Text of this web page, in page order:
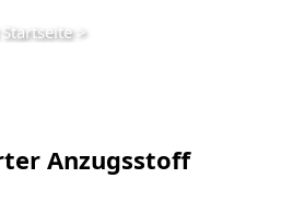
Startseite>
Anzugsstoff